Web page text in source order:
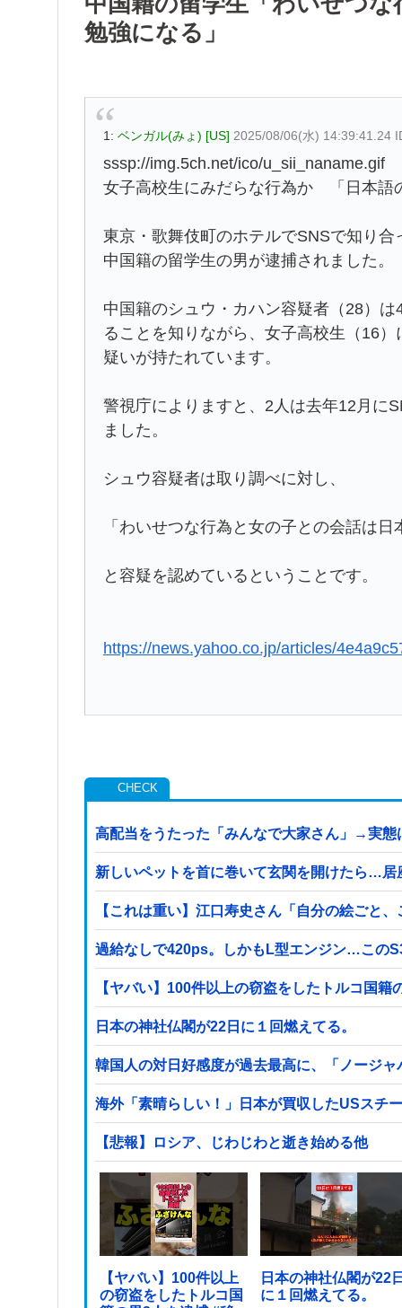
勉強になる」
1: ベンガル(みょ) [US] 2025/08/06(水) 14:39:41.24
sssp://img.5ch.net/ico/u_sii_naname.gif
女子高校生にみだらな行為か 「日本語
東京・歌舞伎町のホテルでSNSで知り
中国籍の留学生の男が逮捕されました。
中国籍のシュウ・カハン容疑者（28）
ることを知りながら、女子高校生（16
疑いが持たれています。
警視庁によりますと、2人は去年12月に
ました。
シュウ容疑者は取り調べに対し、
「わいせつな行為と女の子との会話は
と容疑を認めているということです。
https://news.yahoo.co.jp/articles/
高配当をうたった「みんなで大家さん」→実態
新しいペットを首に巻いて玄関を開けたら…
【これは重い】江口寿史さん「自分の絵ごと
過給なしで420ps。しかもL型エンジン…この
日本の神社仏閣が22日に１回燃えてる。
韓国人の対日好感度が過去最高に、「ノージ
海外「素晴らしい！」日本が買収したUSスチ
【悲報】ロシア、じわじわと逝き始める他
【ヤバい】100件以上
の窃盗をしたトルコ国
日本の神社仏閣が22
に１回燃えてる。